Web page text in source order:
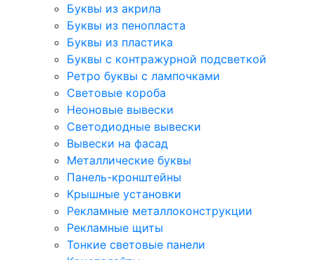
Буквы из акрила
Буквы из пенопласта
Буквы из пластика
Буквы с контражурной подсветкой
Ретро буквы с лампочками
Световые короба
Неоновые вывески
Светодиодные вывески
Вывески на фасад
Металлические буквы
Панель-кронштейны
Крышные установки
Рекламные металлоконструкции
Рекламные щиты
Тонкие световые панели